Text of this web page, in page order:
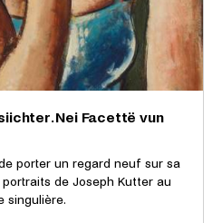
Nei Facettë vun
porter un regard neuf sur sa
de Joseph Kutter au
singulière.